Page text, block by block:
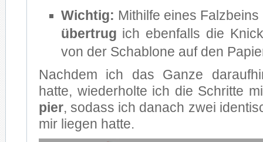
Wich­tig: Mit­hil­fe ei­nes
über­trug ich eben­falls die
von der Scha­blo­ne auf den
Nach­dem ich das Gan­ze
hat­te, wie­der­hol­te ich die Schrit­te
pier, so­dass ich da­nach zwei
mir lie­gen hat­te.